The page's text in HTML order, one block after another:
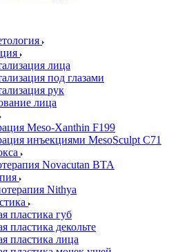
лица
под глазами
рук
лица
Meso-Xanthin F199
инъекциями MesoSculpt C71
Novacutan BTA
Nithya
пластика губ
пластика декольте
пластика лица